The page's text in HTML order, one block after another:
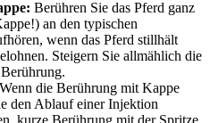
Berühren Sie das Pferd ganz
an den typischen
wenn das Pferd stillhält
Steigern Sie allmählich die
Wenn die Berührung mit Kappe
den Ablauf einer Injektion